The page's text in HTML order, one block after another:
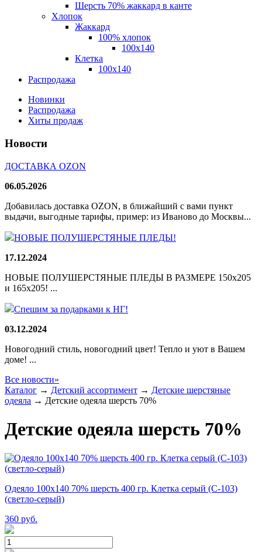
Шерсть 70% жаккард в канте
Хлопок
Жаккард
100% хлопок
100x140
Клетка
100х140
Распродажа
Новинки
Распродажа
Хиты продаж
Новости
ДОСТАВКА OZON
06.05.2026
Добавилась доставка OZON, в ближайший с вами пункт
выдачи, выгодные тарифы, пример: из Иваново до Москвы...
НОВЫЕ ПОЛУШЕРСТЯНЫЕ ПЛЕДЫ!
17.12.2024
НОВЫЕ ПОЛУШЕРСТЯНЫЕ ПЛЕДЫ В РАЗМЕРЕ 150х205
и 165х205! ...
Спешим за подарками к НГ!
03.12.2024
Новогодний стиль, новогодний цвет! Тепло и уют в Вашем
доме! ...
Все новости»
Каталог → Детский ассортимент → Детские шерстяные
одеяла → Детские одеяла шерсть 70%
Детские одеяла шерсть 70%
Одеяло 100х140 70% шерсть 400 гр. Клетка серый (С-103)
(светло-серый)
360 руб.